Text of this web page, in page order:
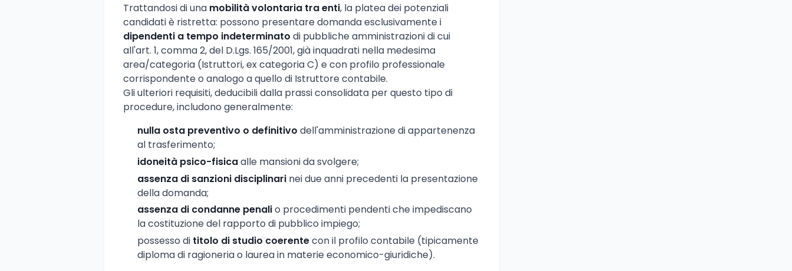
Trattandosi di una mobilità volontaria tra enti, la platea dei potenziali
candidati è ristretta: possono presentare domanda esclusivamente i
dipendenti a tempo indeterminato di pubbliche amministrazioni di cui
all'art. 1, comma 2, del D.Lgs. 165/2001, già inquadrati nella medesima
area/categoria (Istruttori, ex categoria C) e con profilo professionale
corrispondente o analogo a quello di Istruttore contabile.
Gli ulteriori requisiti, deducibili dalla prassi consolidata per questo tipo di
procedure, includono generalmente:
nulla osta preventivo o definitivo dell'amministrazione di appartenenza
al trasferimento;
idoneità psico-fisicaalle mansioni da svolgere;
assenza di sanzioni disciplinari nei due anni precedenti la presentazione
della domanda;
assenza di condanne penalio procedimenti pendenti che impediscano
la costituzione del rapporto di pubblico impiego;
possesso di titolo di studio coerentecon il profilo contabile (tipicamente
diploma di ragioneria o laurea in materie economico-giuridiche).